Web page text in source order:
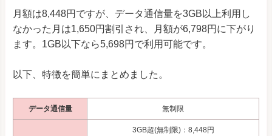
月額は8,448円ですが、データ通信量を3GB以上利用し
なかった月は1,650円割引され、月額が6,798円に下がり
ます。1GB以下なら5,698円で利用可能です。
以下、特徴を簡単にまとめました。
データ通信量 無制限
3GB超(無制限)：8,448円